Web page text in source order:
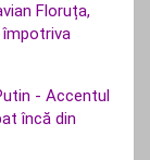
Floruța,
împotriva
- Accentul
încă din